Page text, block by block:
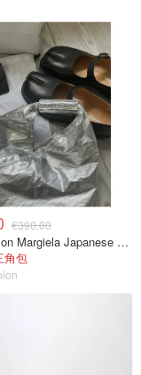
€390.00
MM6 Maison Margiela Japanese Small 单肩包
角包